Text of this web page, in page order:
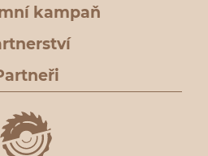
kampaň